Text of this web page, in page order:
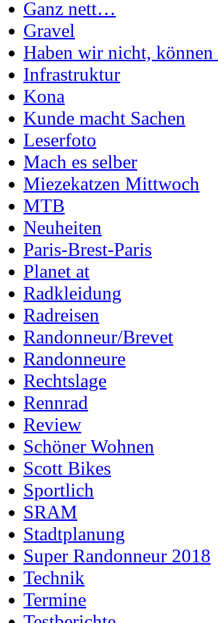
Ganz nett…
Gravel
Haben wir nicht,
Infrastruktur
Kona
Kunde macht Sachen
Leserfoto
Mach es selber
Miezekatzen Mittwoch
MTB
Neuheiten
Paris-Brest-Paris
Planet at
Radkleidung
Radreisen
Randonneur/Brevet
Randonneure
Rechtslage
Rennrad
Review
Schöner Wohnen
Scott Bikes
Sportlich
SRAM
Stadtplanung
Super Randonneur 2018
Technik
Termine